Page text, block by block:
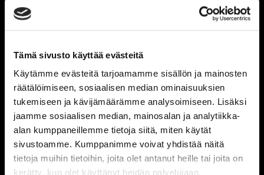
Tämä sivusto käyttää evästeitä
Käytämme evästeitä tarjoamamme sisällön ja mainosten
räätälöimiseen, sosiaalisen median ominaisuuksien
tukemiseen ja kävijämäärämme analysoimiseen. Lisäksi
jaamme sosiaalisen median, mainosalan ja analytiikka-
alan kumppaneillemme tietoja siitä, miten käytät
sivustoamme. Kumppanimme voivat yhdistää näitä
tietoja muihin tietoihin, joita olet antanut heille tai joita on
kerätty, kun olet käyttänyt heidän palvelujaan.
TILASTOIHIN
# O V JV JH H P P/O
1. 60 35 3 6 16 117 1,95
115
3. 60 31 6 7 16 112 1,87